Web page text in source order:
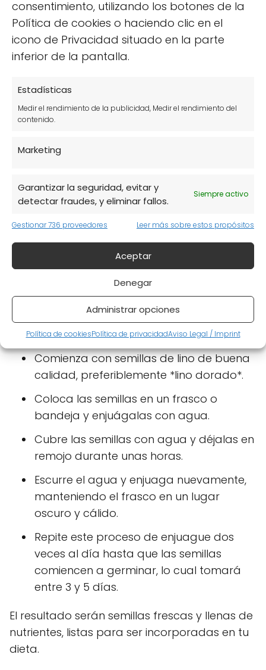
consentimiento, utilizando los botones de la
Política de cookies o haciendo clic en el
icono de Privacidad situado en la parte
inferior de la pantalla.
Estadísticas
Medir el rendimiento de la publicidad, Medir el rendimiento del
contenido.
Marketing
Garantizar la seguridad, evitar y
detectar fraudes, y eliminar fallos.
Siempre activo
Gestionar 736 proveedores Leer más sobre estos propósitos
Aceptar
Denegar
Administrar opciones
Política de cookiesPolítica de privacidadAviso Legal / Imprint
Cocción:Algunas personas prefieren
cocinar las semillas antes de
consumirlas, aunque el proceso de
presentes.
En general, el *lino germinado* es un alimento
recomendable consultar a un profesional de
especifica o si estás embarazada.
¿Cómo se realiza la
germinación de las semillas
de lino?
Germinar semillas de lino es un proceso
sencillo que puedes hacer en casa. Aquí te
dejamos los pasos básicos:
Comienza con semillas de lino de buena
calidad, preferiblemente *lino dorado*.
Coloca las semillas en un frasco o
bandeja y enjuágalas con agua.
Cubre las semillas con agua y déjalas en
remojo durante unas horas.
Escurre el agua y enjuaga nuevamente,
manteniendo el frasco en un lugar
oscuro y cálido.
Repite este proceso de enjuague dos
veces al día hasta que las semillas
comiencen a germinar, lo cual tomará
entre 3 y 5 días.
El resultado serán semillas frescas y llenas de
nutrientes, listas para ser incorporadas en tu
dieta.